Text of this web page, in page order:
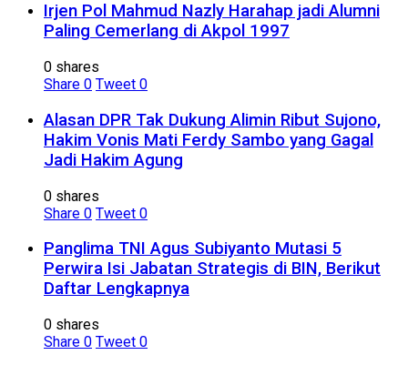
Irjen Pol Mahmud Nazly Harahap jadi Alumni
Paling Cemerlang di Akpol 1997
0 shares
Share 0 Tweet 0
Alasan DPR Tak Dukung Alimin Ribut Sujono,
Hakim Vonis Mati Ferdy Sambo yang Gagal
Jadi Hakim Agung
0 shares
Share 0 Tweet 0
Panglima TNI Agus Subiyanto Mutasi 5
Perwira Isi Jabatan Strategis di BIN, Berikut
Daftar Lengkapnya
0 shares
Share 0 Tweet 0